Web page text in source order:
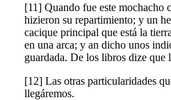
[11] Quando fue este mochacho
hizieron su repartimiento; y un
cacique principal que está la
en una arca; y an dicho unos
guardada. De los libros dize que
[12] Las otras particularidades
llegáremos.